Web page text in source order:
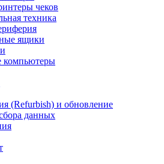
чеков
техника
ящики
компьютеры
(Refurbish) и обновление
данных